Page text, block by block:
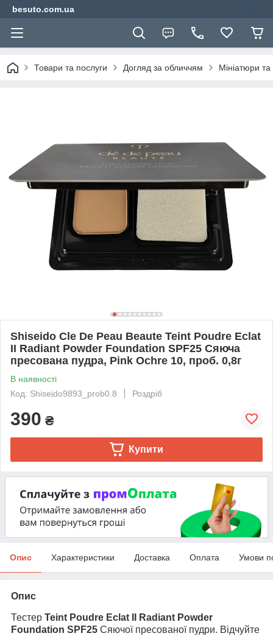
besuto.com.ua
Товари та послуги Догляд за обличчям Мініатюри
Shiseido Cle De Peau Beaute Teint Poudre Eclat
II Radiant Powder Foundation SPF25 Сяюча
пресована пудра, Pink Ochre 10, проб. 0,8г
В наявності
Код: Shiseido9893_prob0.8
Роздріб
390 ₴
Купити
Опис Характеристики Доставка Оплата Умови
Опис
Тестер Teint Poudre Eclat II Radiant Powder
Foundation SPF25 Сяючої пресованої пудри. Відчуйте